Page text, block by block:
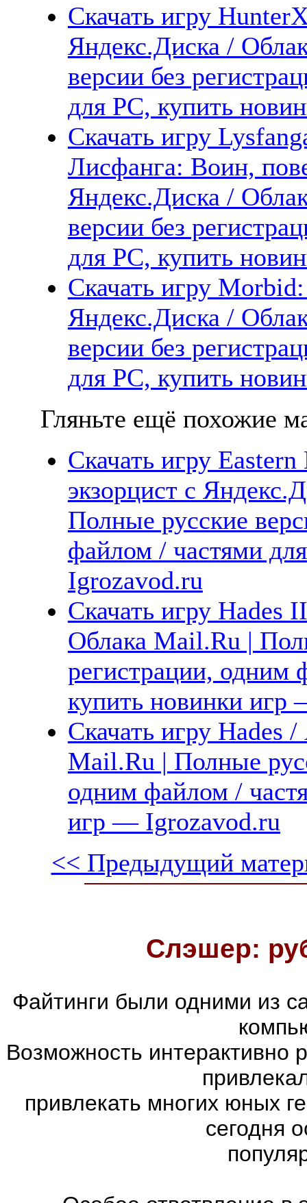
Скачать игру
Яндекс.Диска /
версии без
для PC, купить
Скачать игру
Лисфанга: Воин,
Яндекс.Диска /
версии без
для PC, купить
Скачать игру
Яндекс.Диска /
версии без
для PC, купить
Гляньте ещё похожие
Скачать игру
экзорцист с
Полные русские
файлом / частями
Igrozavod.ru
Скачать игру Hades
Облака Mail.Ru |
регистрации, одним
купить новинки
Скачать игру Hades
Mail.Ru | Полные
одним файлом /
игр — Igrozavod.ru
<< Предыдущий
Слэшер:
Файтинги были одними из
Возможность интерактивно
привлекать многих юных
сегодня